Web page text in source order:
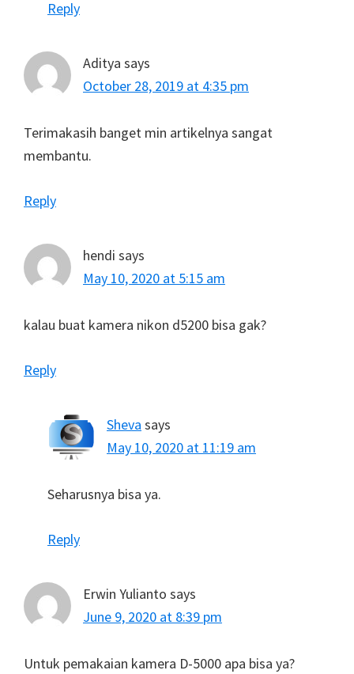
Reply
Aditya says
October 28, 2019 at 4:35 pm
Terimakasih banget min artikelnya sangat
membantu.
Reply
hendi says
May 10, 2020 at 5:15 am
kalau buat kamera nikon d5200 bisa gak?
Reply
Sheva says
May 10, 2020 at 11:19 am
Seharusnya bisa ya.
Reply
Erwin Yulianto says
June 9, 2020 at 8:39 pm
Untuk pemakaian kamera D-5000 apa bisa ya?